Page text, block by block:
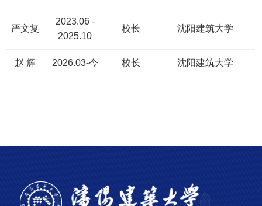
严文复
2023.06 -
2025.10
校长 沈阳建筑大学
赵 辉 2026.03-今 校长 沈阳建筑大学